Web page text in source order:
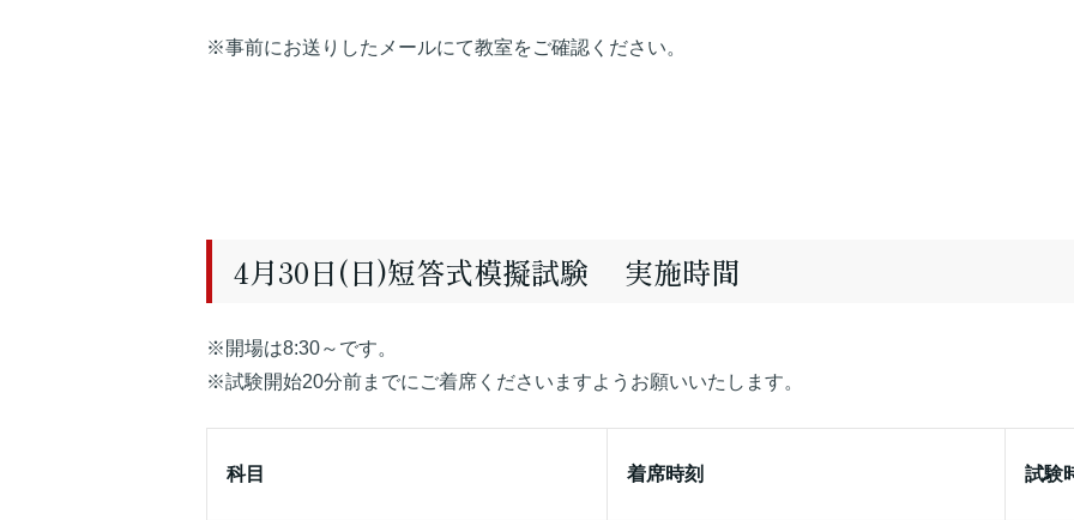
※事前にお送りしたメールにて教室をご確認ください。
4月30日(日)短答式模擬試験 実施時間
※開場は8:30～です。
※試験開始20分前までにご着席くださいますようお願いいたします。
科目 着席時刻 試験